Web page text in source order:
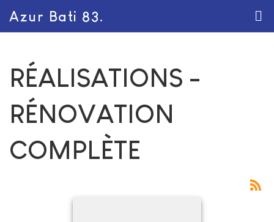
Azur Bati 83.
RÉALISATIONS -
RÉNOVATION
COMPLÈTE